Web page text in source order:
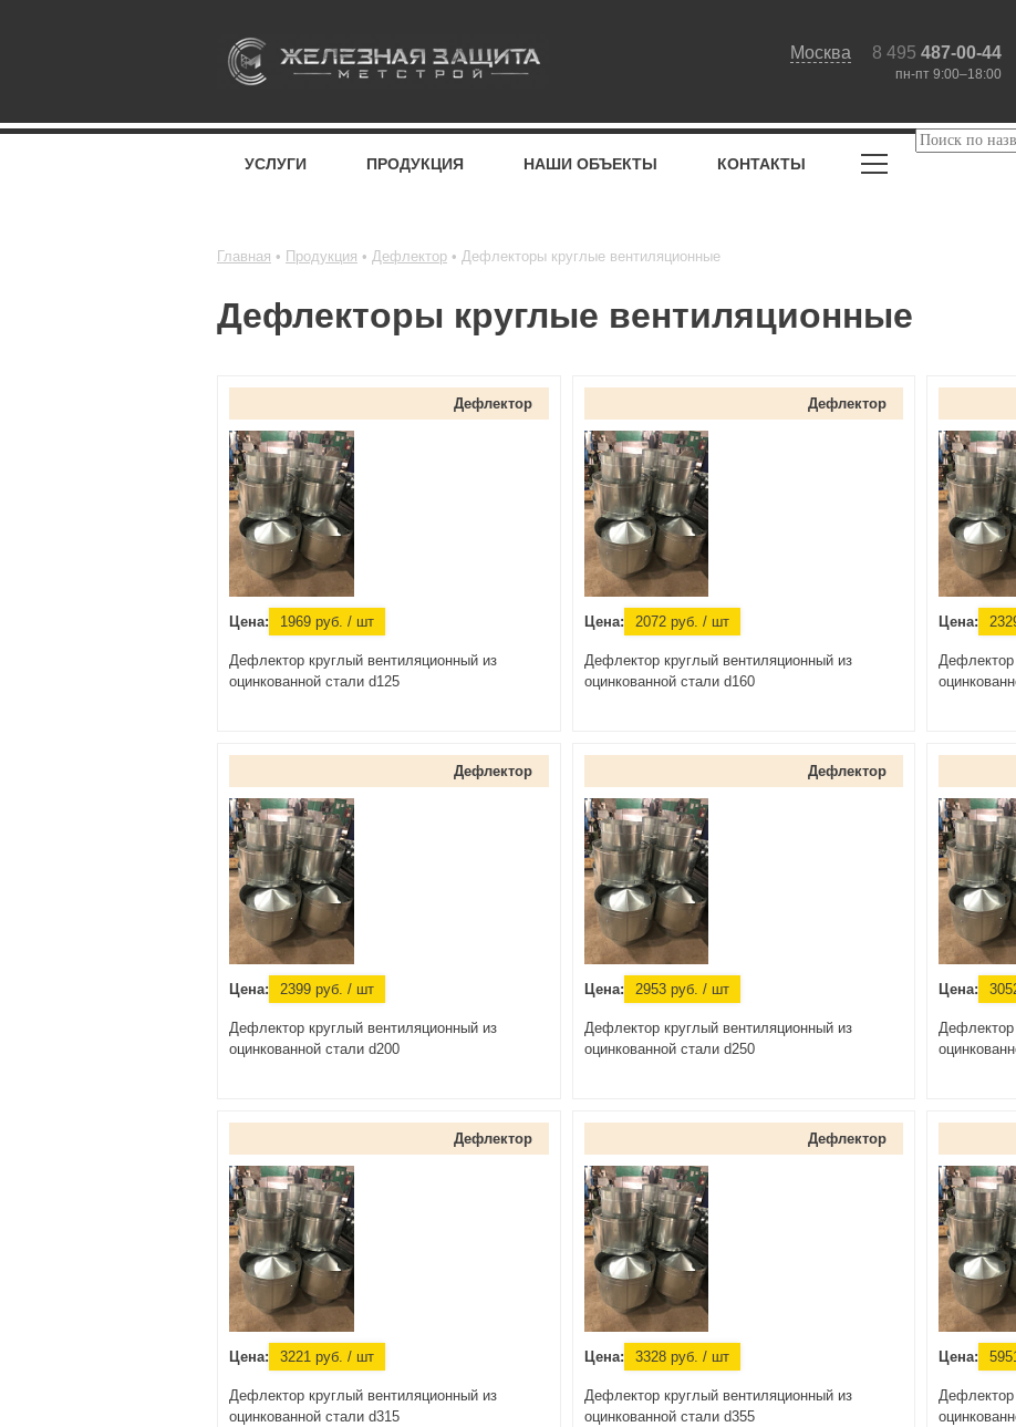
Москва 8 495 487-00-44
пн-пт 9:00–18:00
УСЛУГИ ПРОДУКЦИЯ НАШИ ОБЪЕКТЫ КОНТАКТЫ
Главная Продукция Дефлектор Дефлекторы круглые вентиляционные
Дефлекторы круглые вентиляционные
Дефлектор
Цена: 1969 руб. / шт
Дефлектор круглый вентиляционный из
оцинкованной стали d125
Дефлектор
Цена: 2072 руб. / шт
Дефлектор круглый вентиляционный из
оцинкованной стали d160
Цена:
Дефлектор
Дефлектор
Цена: 2399 руб. / шт
Дефлектор круглый вентиляционный из
оцинкованной стали d200
Дефлектор
Цена: 2953 руб. / шт
Дефлектор круглый вентиляционный из
оцинкованной стали d250
Цена:
Дефлектор
Дефлектор
Цена: 3221 руб. / шт
Дефлектор круглый вентиляционный из
оцинкованной стали d315
Дефлектор
Цена: 3328 руб. / шт
Дефлектор круглый вентиляционный из
оцинкованной стали d355
Цена:
Дефлектор